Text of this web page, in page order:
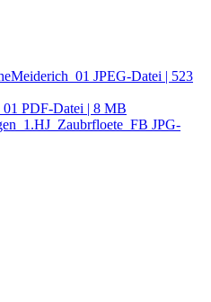
JPEG-Datei | 523
PDF-Datei | 8 MB
JPG-